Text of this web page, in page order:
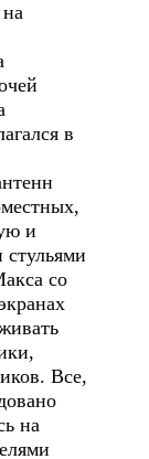
в
и
со
Все,
на